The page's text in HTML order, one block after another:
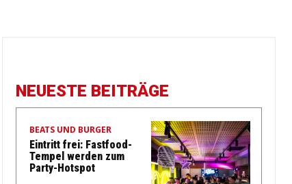
NEUESTE BEITRÄGE
BEATS UND BURGER
Eintritt frei: Fastfood-
Tempel werden zum
Party-Hotspot